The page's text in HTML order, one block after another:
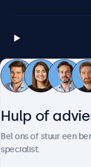
Hulp of
Bel ons of stuur een
specialist.